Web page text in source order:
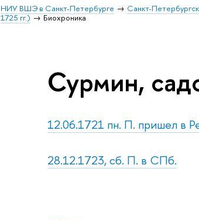
НИУ ВШЭ в Санкт-Петербурге Санкт-
1725 гг.)
Биохроника
Сурмин,
12.06.1721 пн. П. пришел в
28.12.1723, сб. П. в СПб.